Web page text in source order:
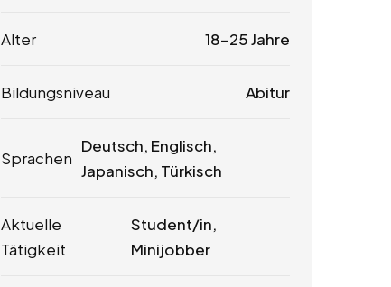
Alter 18-25 Jahre
Bildungsniveau Abitur
Sprachen
Deutsch, Englisch,
Japanisch, Türkisch
Aktuelle
Tätigkeit
Student/in,
Minijobber